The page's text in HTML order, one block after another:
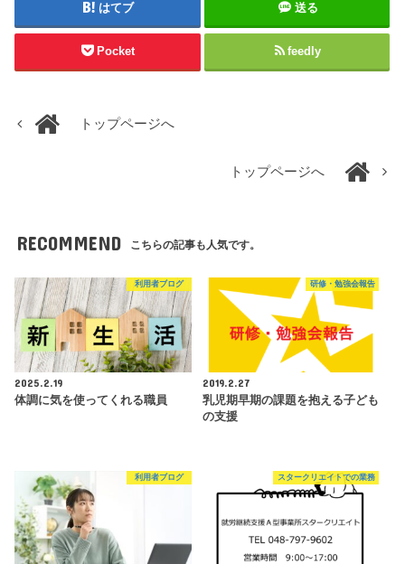
はてブ 送る
Pocket feedly
トップページへ
トップページへ
RECOMMEND こちらの記事も人気です。
利用者ブログ
2025.2.19
体調に気を使ってくれる職員
研修・勉強会報告
2019.2.27
乳児期早期の課題を抱える子ども
の支援
利用者ブログ スタークリエイトでの業務